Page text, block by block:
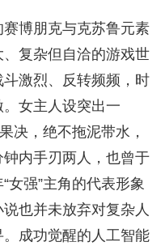
博朋克与克苏鲁元素
复杂但自洽的游戏世
激烈、反转频频，时
女主人设突出一
决，绝不拖泥带水，
内手刃两人，也曾于
女强”主角的代表形象
也并未放弃对复杂人
成功觉醒的人工智能